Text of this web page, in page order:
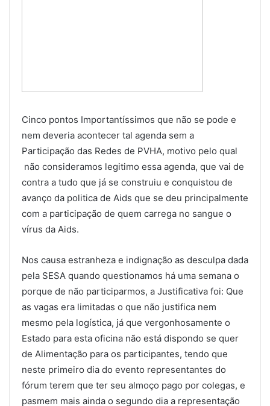
Cinco pontos Importantíssimos que não se pode e
nem deveria acontecer tal agenda sem a
Participação das Redes de PVHA, motivo pelo qual
não consideramos legitimo essa agenda, que vai de
contra a tudo que já se construiu e conquistou de
avanço da politica de Aids que se deu principalmente
com a participação de quem carrega no sangue o
vírus da Aids.
Nos causa estranheza e indignação as desculpa dada
pela SESA quando questionamos há uma semana o
porque de não participarmos, a Justificativa foi: Que
as vagas era limitadas o que não justifica nem
mesmo pela logística, já que vergonhosamente o
Estado para esta oficina não está dispondo se quer
de Alimentação para os participantes, tendo que
neste primeiro dia do evento representantes do
fórum terem que ter seu almoço pago por colegas, e
pasmem mais ainda o segundo dia a representação